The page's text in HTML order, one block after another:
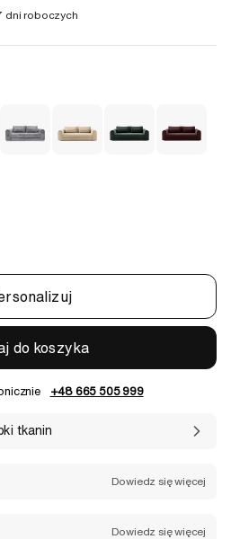
dni roboczych
do koszyka
+48 665 505 999
tkanin
Dowiedz się więcej
Dowiedz się więcej